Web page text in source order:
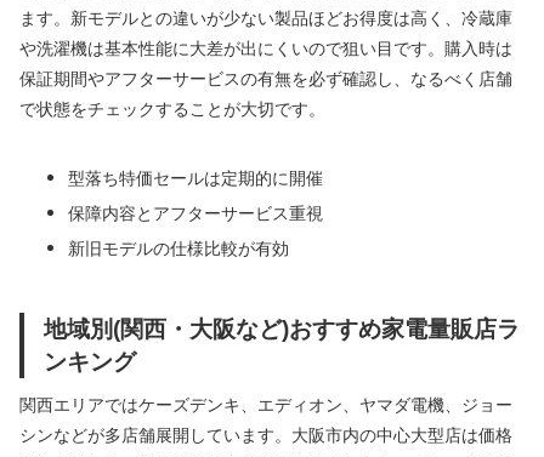
ます。新モデルとの違いが少ない製品ほどお得度は高く、冷蔵庫
や洗濯機は基本性能に大差が出にくいので狙い目です。購入時は
保証期間やアフターサービスの有無を必ず確認し、なるべく店舗
で状態をチェックすることが大切です。
型落ち特価セールは定期的に開催
保障内容とアフターサービス重視
新旧モデルの仕様比較が有効
地域別(関西・大阪など)おすすめ家電量販店ラ
ンキング
関西エリアではケーズデンキ、エディオン、ヤマダ電機、ジョー
シンなどが多店舗展開しています。大阪市内の中心大型店は価格